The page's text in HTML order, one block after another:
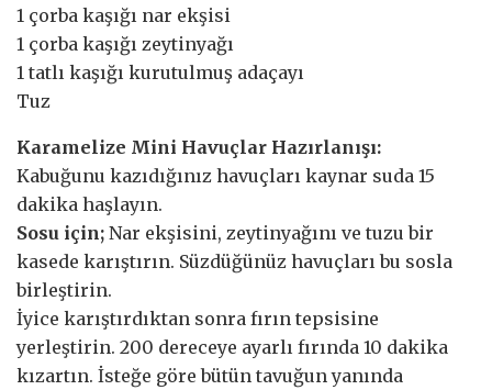
1 çorba kaşığı nar ekşisi
1 çorba kaşığı zeytinyağı
1 tatlı kaşığı kurutulmuş adaçayı
Tuz
Karamelize Mini Havuçlar Hazırlanışı:
Kabuğunu kazıdığınız havuçları kaynar suda 15
dakika haşlayın.
Sosu için; Nar ekşisini, zeytinyağını ve tuzu bir
kasede karıştırın. Süzdüğünüz havuçları bu sosla
birleştirin.
İyice karıştırdıktan sonra fırın tepsisine
yerleştirin. 200 dereceye ayarlı fırında 10 dakika
kızartın. İsteğe göre bütün tavuğun yanında